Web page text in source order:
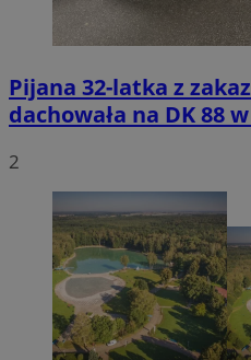
Pijana 32-latka z
dachowała na DK 88
2